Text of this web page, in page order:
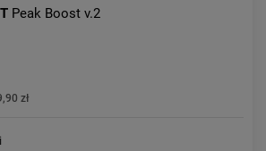
Peak Boost v.2
zł